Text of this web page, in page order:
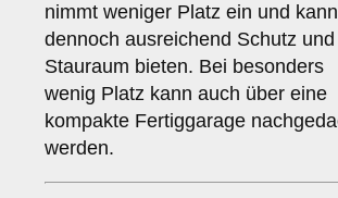
nimmt weniger Platz ein und kann
dennoch ausreichend Schutz und
Stauraum bieten. Bei besonders
wenig Platz kann auch über eine
kompakte Fertiggarage
werden.